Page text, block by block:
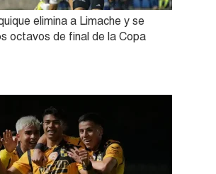
elimina a Limache y se
octavos de final de la Copa